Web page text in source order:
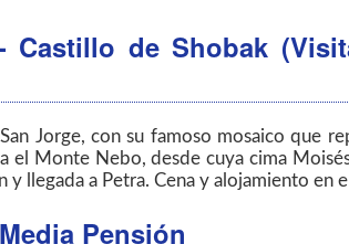
Castillo de Shobak
Jorge, con su famoso mosaico que
el Monte Nebo, desde cuya cima
y llegada a Petra. Cena y alojamiento en
Pensión